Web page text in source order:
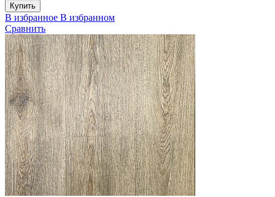
Купить
В избранное В избранном
Сравнить